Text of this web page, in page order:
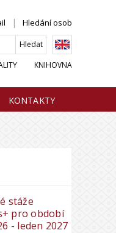
Hledání osob
KNIHOVNA
KONTAKTY
stáže
pro období
- leden 2027